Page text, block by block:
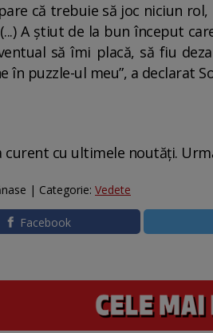
că trebuie să joc niciun
A știut de la bun început
să îmi placă, să fiu
în puzzle-ul meu”, a declarat
curent cu ultimele noutăți.
| Categorie: Vedete
Facebook